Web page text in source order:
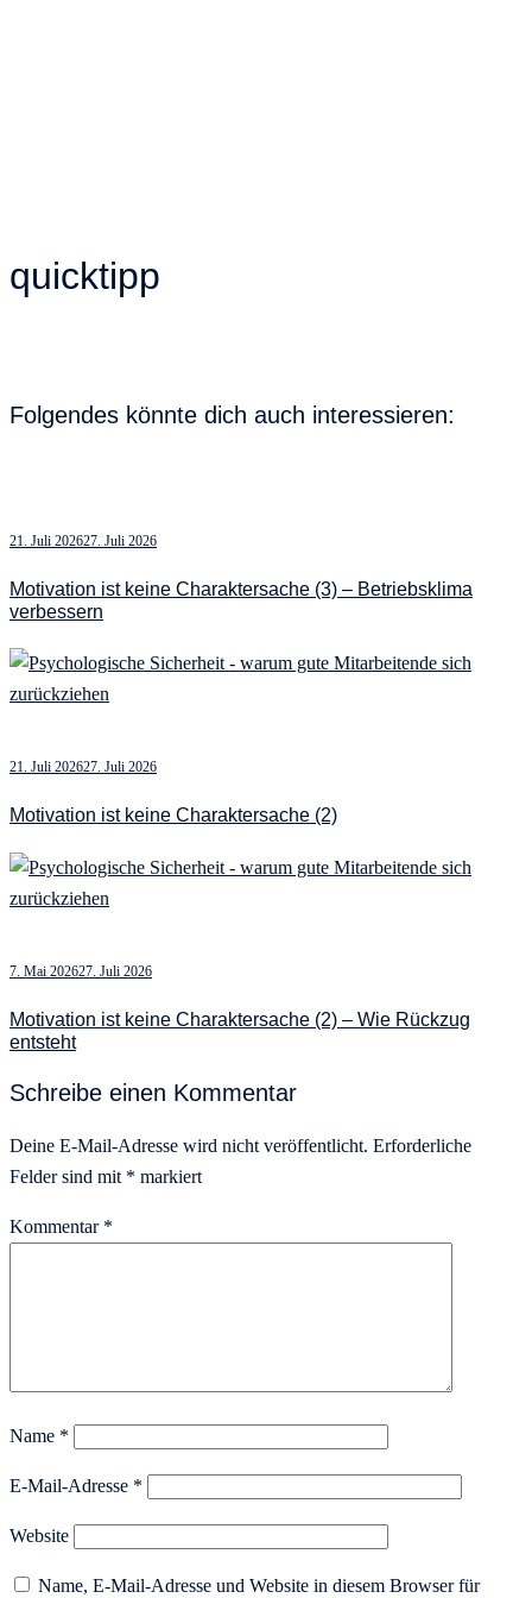
quicktipp
Folgendes könnte dich auch interessieren:
21. Juli 202627. Juli 2026
Motivation ist keine Charaktersache (3) – Betriebsklima
verbessern
21. Juli 202627. Juli 2026
Motivation ist keine Charaktersache (2)
7. Mai 202627. Juli 2026
Motivation ist keine Charaktersache (2) – Wie Rückzug
entsteht
Schreibe einen Kommentar
Deine E-Mail-Adresse wird nicht veröffentlicht. Erforderliche
Felder sind mit * markiert
Kommentar *
Name *
E-Mail-Adresse *
Website
Name, E-Mail-Adresse und Website in diesem Browser für